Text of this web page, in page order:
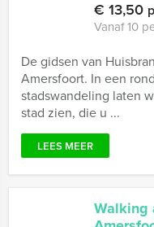
€ 13,50
Vanaf 10
De gidsen van
Amersfoort. In een
stadswandeling laten
stad zien, die u ...
LEES MEER
Walking